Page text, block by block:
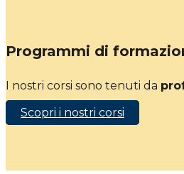
Programmi di
I nostri corsi sono tenuti da
Scopri i nostri corsi